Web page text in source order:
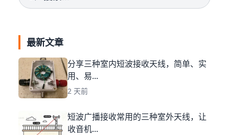
最新文章
分享三种室内短波接收天线，简单、实
用、易...
2 天前
短波广播接收常用的三种室外天线，让
收音机...